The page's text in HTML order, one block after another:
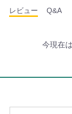
レビュー Q&A
今現在